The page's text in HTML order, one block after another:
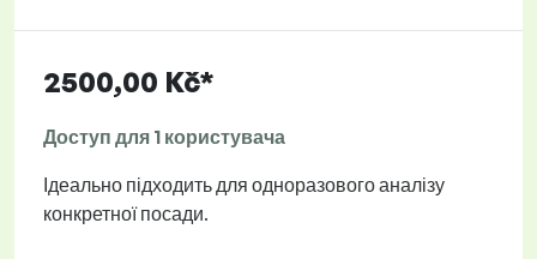
2500,00 Kč*
Доступ для 1 користувача
Ідеально підходить для одноразового аналізу
конкретної посади.